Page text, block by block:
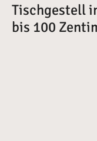
Tischgestell
bis 100